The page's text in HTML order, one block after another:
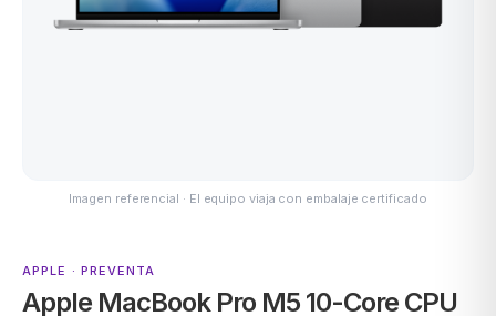
ACER
Imagen referencial · El equipo viaja con embalaje certificado
APPLE · PREVENTA
Apple MacBook Pro M5 10-Core CPU